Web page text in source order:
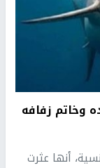
وخاتم زفافه
أنها عثرت